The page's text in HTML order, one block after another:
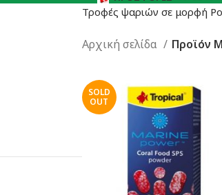
Τροφές ψαριών σε μορφή
Αρχική σελίδα Προϊόν
SOLD
OUT